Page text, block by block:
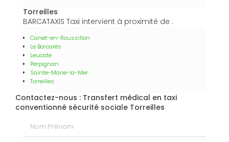
Torreilles
BARCATAXIS Taxi intervient à proximité de :
Canet-en-Roussillon
Le Barcarès
Leucate
Perpignan
Sainte-Marie-la-Mer
Torreilles
Contactez-nous : Transfert médical en taxi
conventionné sécurité sociale Torreilles